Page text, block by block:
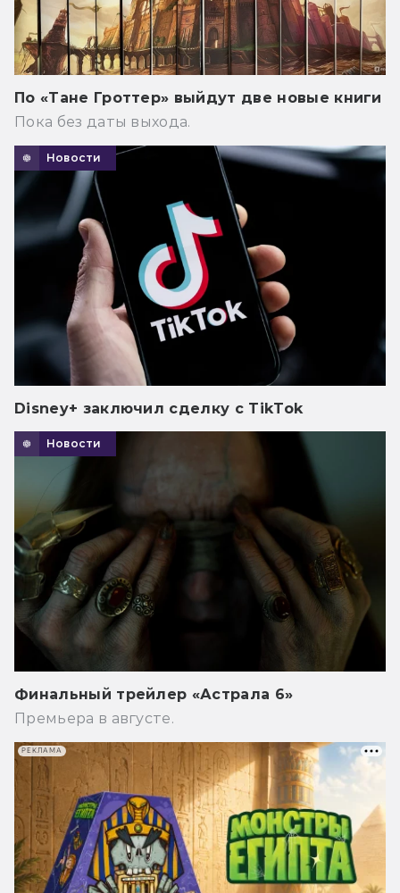
По «Тане Гроттер» выйдут две новые книги
Пока без даты выхода.
Новости
Disney+ заключил сделку с TikTok
Новости
Финальный трейлер «Астрала 6»
Премьера в августе.
РЕКЛАМА